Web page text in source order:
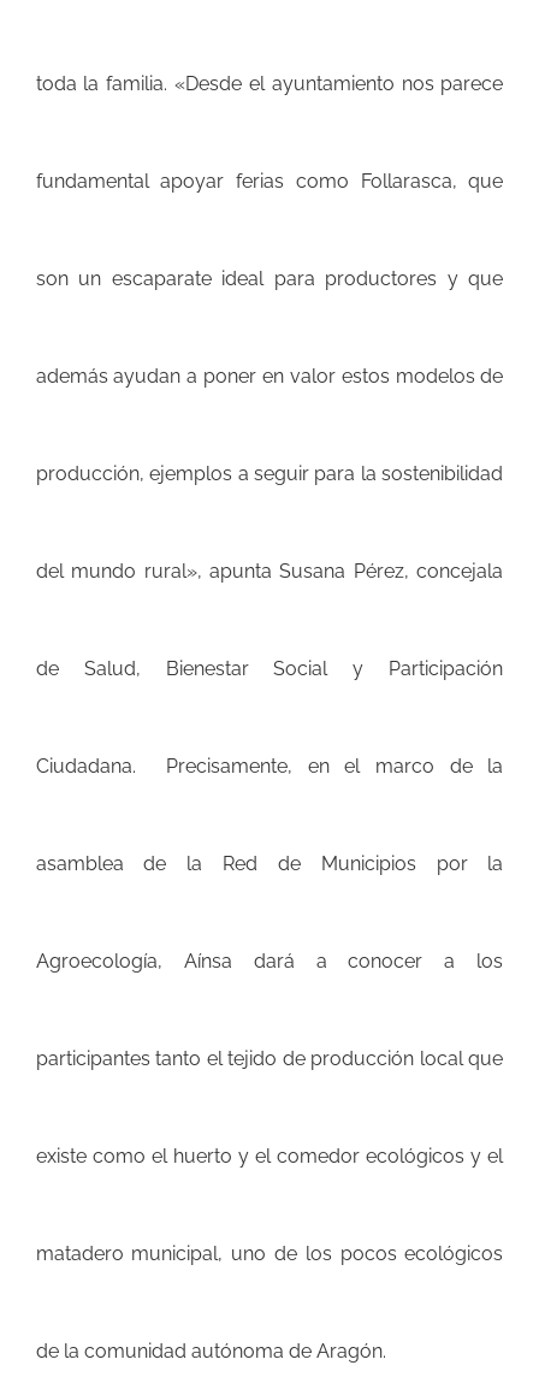
toda la familia.«Desde el ayuntamiento nos parece
fundamental apoyar ferias como Follarasca, que
son un escaparate ideal para productores y que
además ayudan a poner en valor estos modelos de
producción, ejemplos a seguir para la sostenibilidad
del mundo rural», apunta Susana Pérez, concejala
de Salud, Bienestar Social y Participación
Ciudadana. Precisamente, en el marco de la
asamblea de la Red de Municipios por la
Agroecología, Aínsa dará a conocer a los
participantes tanto el tejido de producción local que
existe como el huerto y el comedor ecológicos yel
matadero municipal, uno de los pocos ecológicos
de la comunidad autónoma de Aragón.